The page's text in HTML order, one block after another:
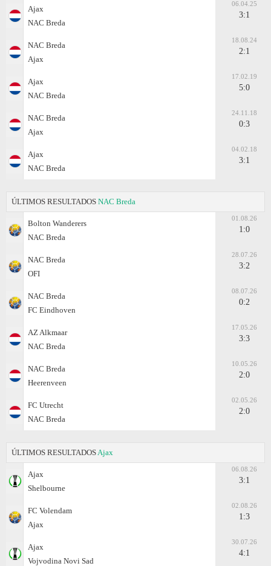
Ajax
NAC Breda
06.04.25
3:1
NAC Breda
Ajax
18.08.24
2:1
Ajax
NAC Breda
17.02.19
5:0
NAC Breda
Ajax
24.11.18
0:3
Ajax
NAC Breda
04.02.18
3:1
ÚLTIMOS RESULTADOS NAC Breda
Bolton Wanderers
NAC Breda
01.08.26
1:0
NAC Breda
OFI
28.07.26
3:2
NAC Breda
FC Eindhoven
08.07.26
0:2
AZ Alkmaar
NAC Breda
17.05.26
3:3
NAC Breda
Heerenveen
10.05.26
2:0
FC Utrecht
NAC Breda
02.05.26
2:0
ÚLTIMOS RESULTADOS Ajax
Ajax
Shelbourne
06.08.26
3:1
FC Volendam
Ajax
02.08.26
1:3
Ajax
Vojvodina Novi Sad
30.07.26
4:1